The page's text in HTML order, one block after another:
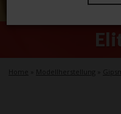
Home Modellherstellung